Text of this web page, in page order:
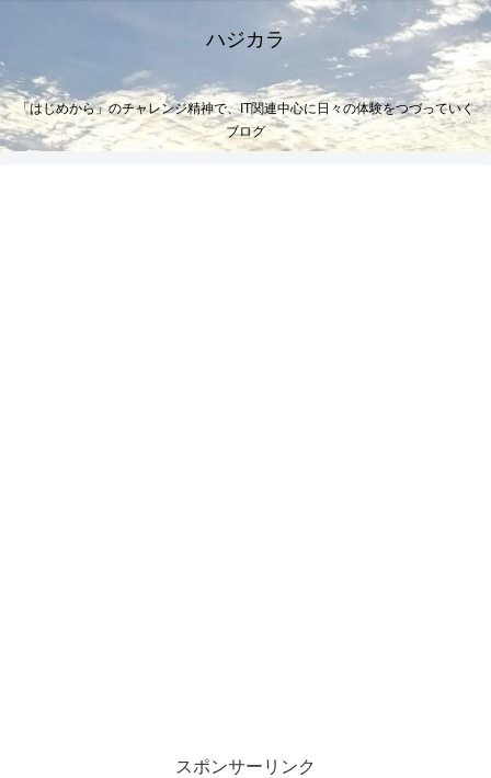
ハジカラ
「はじめから」のチャレンジ精神で、IT関連中心に日々の体験をつづっていく
ブログ
スポンサーリンク